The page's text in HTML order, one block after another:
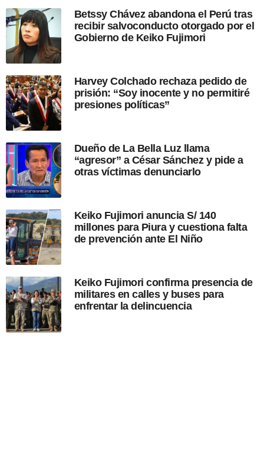
s
d
e
u
b
l
c
i
ó
Betssy Chávez abandona el Perú tras
recibir salvoconducto otorgado por el
Gobierno de Keiko Fujimori
Harvey Colchado rechaza pedido de
prisión: “Soy inocente y no permitiré
presiones políticas”
Dueño de La Bella Luz llama
“agresor” a César Sánchez y pide a
otras víctimas denunciarlo
Keiko Fujimori anuncia S/ 140
millones para Piura y cuestiona falta
de prevención ante El Niño
Keiko Fujimori confirma presencia de
militares en calles y buses para
enfrentar la delincuencia